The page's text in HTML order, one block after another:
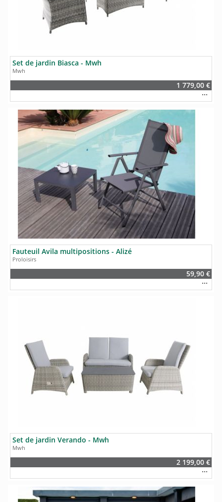
Set de jardin Biasca - Mwh
Mwh
1 779,00 €
Fauteuil Avila multipositions - Alizé
Proloisirs
59,90 €
Set de jardin Verando - Mwh
Mwh
2 199,00 €